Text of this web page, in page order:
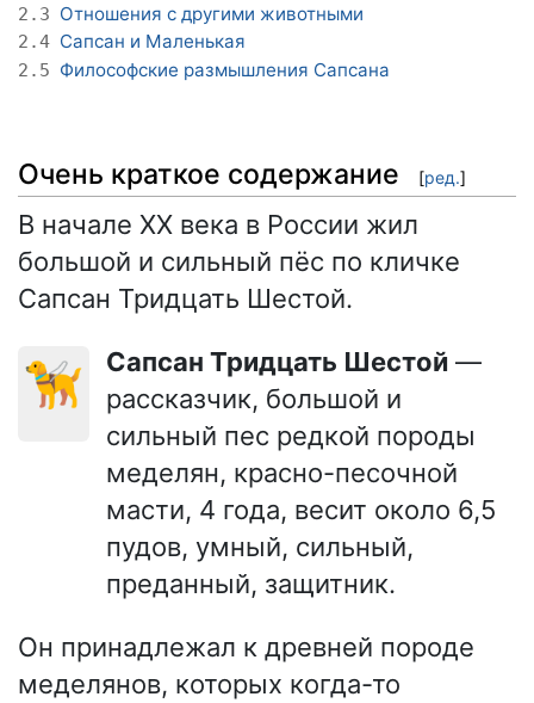
2.3 Отношения с другими животными
2.4 Сапсан и Маленькая
2.5 Философские размышления Сапсана
Очень краткое содержание [ред.]
В начале XX века в России жил
большой и сильный пёс по кличке
Сапсан Тридцать Шестой.
🦮 Сапсан Тридцать Шестой —
рассказчик, большой и
сильный пес редкой породы
меделян, красно-песочной
масти, 4 года, весит около 6,5
пудов, умный, сильный,
преданный, защитник.
Он принадлежал к древней породе
меделянов, которых когда-то